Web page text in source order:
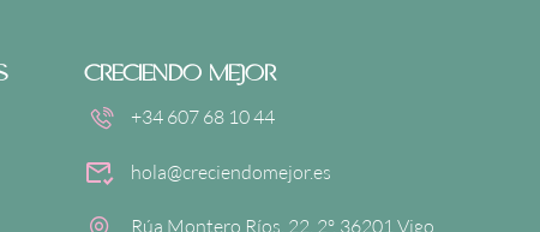
CRECIENDO MEJOR
+34 607 68 10 44
hola@creciendomejor.es
Rúa Montero Ríos, 22, 2º, 36201 Vigo